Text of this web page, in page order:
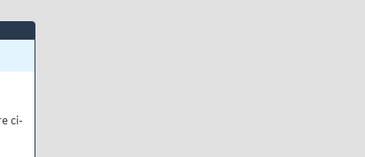
ci-